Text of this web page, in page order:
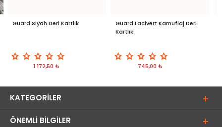
Guard Siyah Deri Kartlık
1.172,50 ₺
Guard Lacivert Kamuflaj Deri
Kartlık
745,00 ₺
KATEGORILER
ÖNEMLI BILGILER